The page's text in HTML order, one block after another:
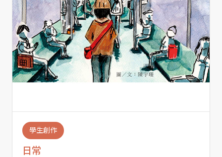
學生創作
日常